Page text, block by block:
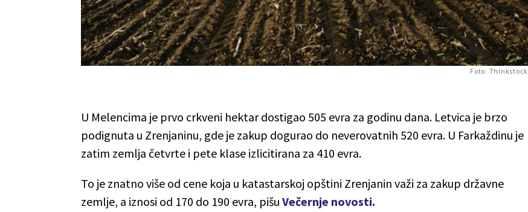
Foto: Thinkstock
U Melencima je prvo crkveni hektar dostigao 505 evra za godinu dana. Letvica je brzo
podignuta u Zrenjaninu, gde je zakup dogurao do neverovatnih 520 evra. U Farkaždinu je
zatim zemlja četvrte i pete klase izlicitirana za 410 evra.
To je znatno više od cene koja u katastarskoj opštini Zrenjanin važi za zakup državne
zemlje, a iznosi od 170 do 190 evra, pišu Večernje novosti.